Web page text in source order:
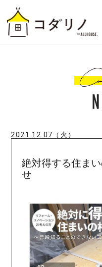
2021.12.07（火）
絶対得する住ま
せ